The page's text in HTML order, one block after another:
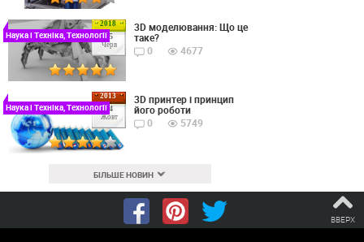
2018
15
Черв
Наука і Техніка, Технології
3D моделювання: Що це
таке?
0
4677
2013
24
Жовт
Наука і Техніка, Технології
3D принтер і принцип
його роботи
0
5749
БІЛЬШЕ НОВИН
ВВЕРХ